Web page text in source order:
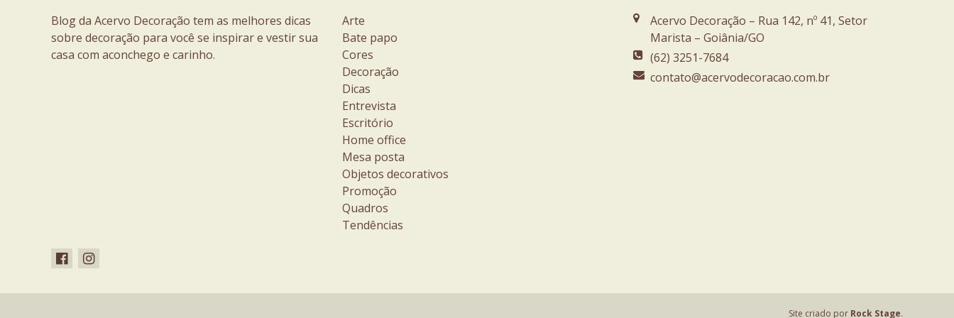
Blog da Acervo Decoração tem as melhores dicas
sobre decoração para você se inspirar e vestir sua
casa com aconchego e carinho.
Arte
Bate papo
Cores
Decoração
Dicas
Entrevista
Escritório
Home office
Mesa posta
Objetos decorativos
Promoção
Quadros
Tendências
Acervo Decoração – Rua 142, nº 41, Setor
Marista – Goiânia/GO
(62) 3251-7684
contato@acervodecoracao.com.br
Site criado por Rock Stage.